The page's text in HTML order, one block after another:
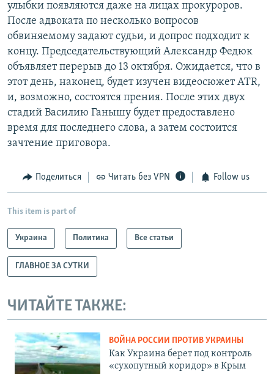
улыбки появляются даже на лицах прокуроров.
После адвоката по несколько вопросов
обвиняемому задают судьи, и допрос подходит к
концу. Председательствующий Александр Федюк
объявляет перерыв до 13 октября. Ожидается, что в
этот день, наконец, будет изучен видеосюжет ATR,
и, возможно, состоятся прения. После этих двух
стадий Василию Ганышу будет предоставлено
время для последнего слова, а затем состоится
зачтение приговора.
Поделиться Читать без VPN Follow us
This item is part of
Украина Политика Все статьи
ГЛАВНОЕ ЗА СУТКИ
ЧИТАЙТЕ ТАКЖЕ:
ВОЙНА РОССИИ ПРОТИВ УКРАИНЫ
Как Украина берет под контроль
«сухопутный коридор» в Крым